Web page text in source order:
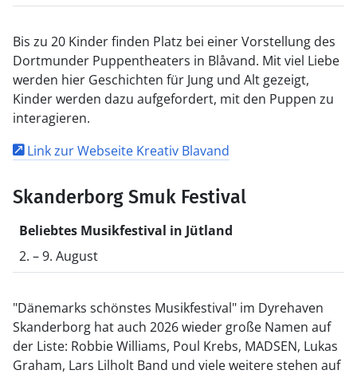
Bis zu 20 Kinder finden Platz bei einer Vorstellung des
Dortmunder Puppentheaters in Blåvand. Mit viel Liebe
werden hier Geschichten für Jung und Alt gezeigt,
Kinder werden dazu aufgefordert, mit den Puppen zu
interagieren.
Link zur Webseite Kreativ Blavand
Skanderborg Smuk Festival
Beliebtes Musikfestival in Jütland
2. – 9. August
"Dänemarks schönstes Musikfestival" im Dyrehaven
Skanderborg hat auch 2026 wieder große Namen auf
der Liste: Robbie Williams, Poul Krebs, MADSEN, Lukas
Graham, Lars Lilholt Band und viele weitere stehen auf